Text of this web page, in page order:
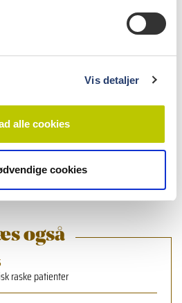
Vis detaljer
alle cookies
cookies
læs bladet
også
raske patienter